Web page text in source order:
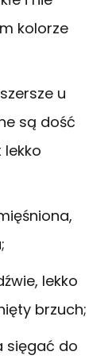
kolorze
u
są dość
lekko
brzuch;
sięgać do